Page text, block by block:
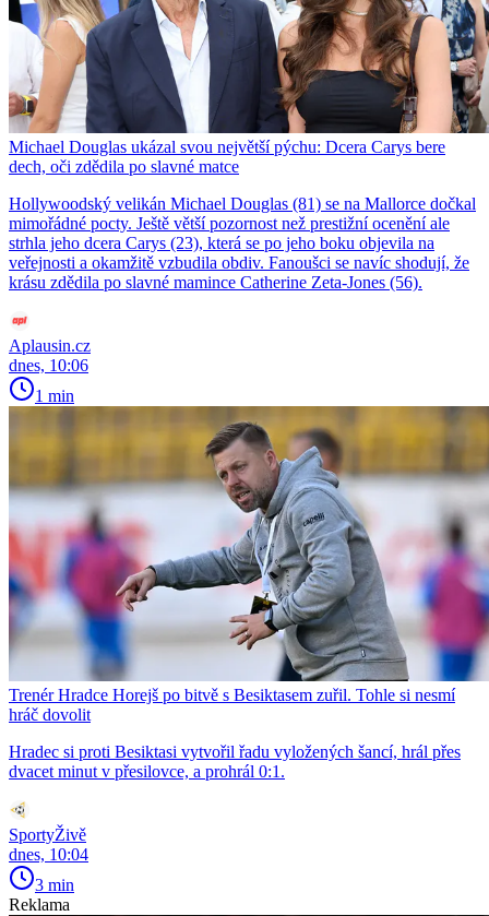
Michael Douglas ukázal svou největší pýchu: Dcera Carys bere
dech, oči zdědila po slavné matce
Hollywoodský velikán Michael Douglas (81) se na Mallorce dočkal
mimořádné pocty. Ještě větší pozornost než prestižní ocenění ale
strhla jeho dcera Carys (23), která se po jeho boku objevila na
veřejnosti a okamžitě vzbudila obdiv. Fanoušci se navíc shodují, že
krásu zdědila po slavné mamince Catherine Zeta-Jones (56).
Aplausin.cz
dnes, 10:06
1 min
Trenér Hradce Horejš po bitvě s Besiktasem zuřil. Tohle si nesmí
hráč dovolit
Hradec si proti Besiktasi vytvořil řadu vyložených šancí, hrál přes
dvacet minut v přesilovce, a prohrál 0:1.
SportyŽivě
dnes, 10:04
3 min
Reklama